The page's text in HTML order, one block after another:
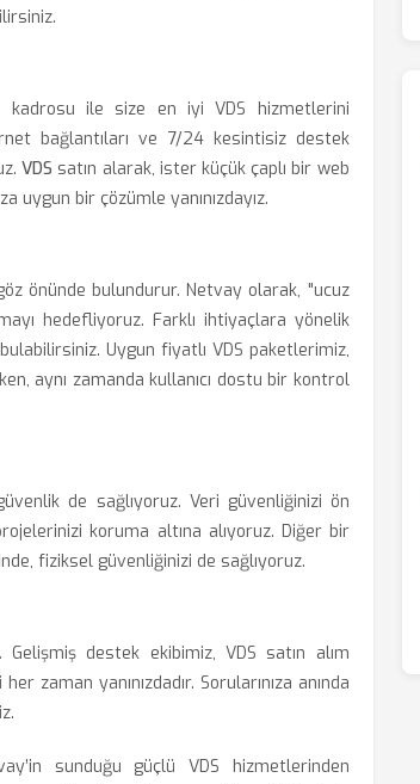
kadrosu ile size en iyi VDS hizmetlerini
bağlantıları ve 7/24 kesintisiz destek
VDS satın alarak, ister küçük çaplı bir web
bir çözümle yanınızdayız.
önünde bulundurur. Netvay olarak, "ucuz
hedefliyoruz. Farklı ihtiyaçlara yönelik
Uygun fiyatlı VDS paketlerimiz,
aynı zamanda kullanıcı dostu bir kontrol
de sağlıyoruz. Veri güvenliğinizi ön
koruma altına alıyoruz. Diğer bir
fiziksel güvenliğinizi de sağlıyoruz.
destek ekibimiz, VDS satın alım
zaman yanınızdadır. Sorularınıza anında
sunduğu güçlü VDS hizmetlerinden